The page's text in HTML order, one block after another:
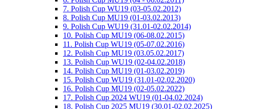
7. Polish Cup WU19 (03-05.02.2012)
8. Polish Cup MU19 (01-03.02.2013)
9. Polish Cup WU19 (31.01-02.02.2014)
10. Polish Cup MU19 (06-08.02.2015)
11. Polish Cup WU19 (05-07.02.2016)
12. Polish Cup MU19 (03.05.02.2017)
13. Polish Cup WU19 (02-04.02.2018)
14. Polish Cup MU19 (01-03.02.2019)
15. Polish Cup WU19 (31.01-02.02.2020)
16. Polish Cup MU19 (02-05.02.2022)
17. Polish Cup 2024 WU19 (01-04.02.2024)
18. Polish Cup 2025 MU19 (30.01-02.02.2025)